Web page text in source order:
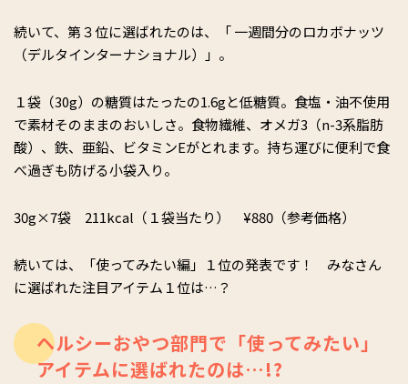
続いて、第３位に選ばれたのは、「 一週間分のロカボナッツ
（デルタインターナショナル）」。
１袋（30g）の糖質はたったの1.6gと低糖質。食塩・油不使用
で素材そのままのおいしさ。食物繊維、オメガ3（n-3系脂肪
酸）、鉄、亜鉛、ビタミンEがとれます。持ち運びに便利で食
べ過ぎも防げる小袋入り。
30g×7袋 211kcal（１袋当たり） ¥880（参考価格）
続いては、「使ってみたい編」１位の発表です！ みなさん
に選ばれた注目アイテム１位は…？
ヘルシーおやつ部門で「使ってみたい」
アイテムに選ばれたのは…!?